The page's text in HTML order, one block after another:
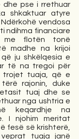
dhe pse i rrethuar
shkaktuar atyre
vendosa
ndihma financiare
me flotën tonë
madhe na krijoi
ju shkëlqesia e
të na tregoi për
trojet tuaja, që e
rajonin, duke
tuaj dhe se
nga ushtria e
keqardhje na
I njohim meritat
fesë së krishterë,
tuaja janë